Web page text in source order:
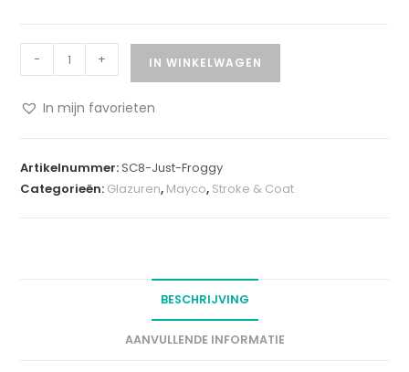
- + IN WINKELWAGEN
In mijn favorieten
t
Artikelnummer:SC8-Just-Froggy
Categorieën: Glazuren, Mayco, Stroke & Coat
BESCHRIJVING
AANVULLENDE INFORMATIE